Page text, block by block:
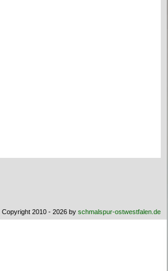
2010 - 2026 by schmalspur-ostwestfalen.de